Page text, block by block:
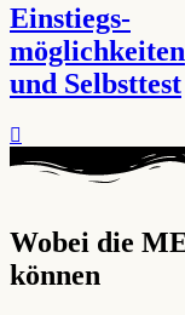
Einstiegs-
möglichkeiten
und Selbsttest
Wobei die
können ​